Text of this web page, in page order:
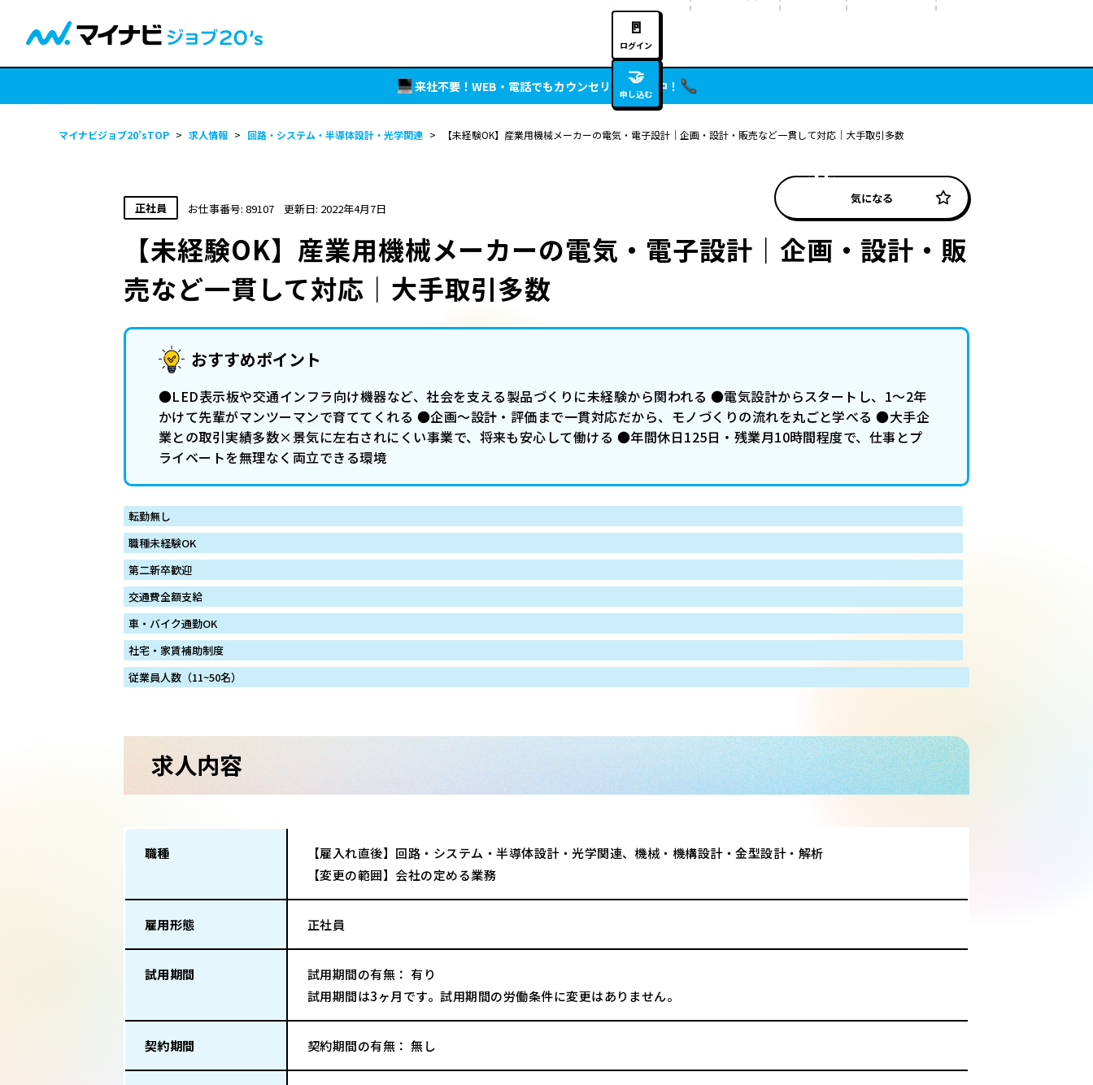
🚪
ログイン
🤝
申し込む
来社不要！WEB・電話でもカウンセリング実施中！
マイナビジョブ20’sTOP > 求人情報 > 回路・システム・半導体設計・光学関連 > 【未経験OK】産業用機械メーカーの電気・電子設計｜企画・設計・販売など一貫して対応｜大手取引多数
正社員 お仕事番号: 89107 更新日: 2022年4月7日
気になる
【未経験OK】産業用機械メーカーの電気・電子設計｜企画・設計・販
売など一貫して対応｜大手取引多数
おすすめポイント
●LED表示板や交通インフラ向け機器など、社会を支える製品づくりに未経験から関われる ●電気設計からスタートし、1～2年
かけて先輩がマンツーマンで育ててくれる ●企画～設計・評価まで一貫対応だから、モノづくりの流れを丸ごと学べる ●大手企
業との取引実績多数×景気に左右されにくい事業で、将来も安心して働ける ●年間休日125日・残業月10時間程度で、仕事とプ
ライベートを無理なく両立できる環境
転勤無し
職種未経験OK
第二新卒歓迎
交通費全額支給
車・バイク通勤OK
社宅・家賃補助制度
従業員人数（11~50名）
求人内容
職種
【雇入れ直後】回路・システム・半導体設計・光学関連、機械・機構設計・金型設計・解析
【変更の範囲】会社の定める業務
雇用形態 正社員
試用期間
試用期間の有無： 有り
試用期間は3ヶ月です。試用期間の労働条件に変更はありません。
契約期間 契約期間の有無： 無し